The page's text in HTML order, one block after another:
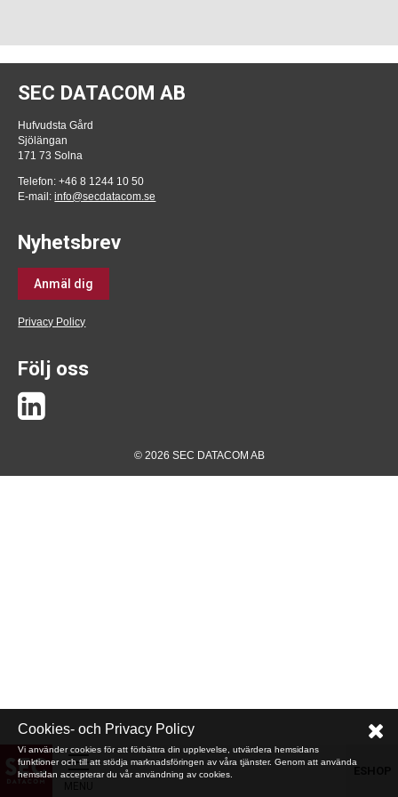
SEC DATACOM AB
Hufvudsta Gård
Sjölängan
171 73 Solna
Telefon: +46 8 1244 10 50
E-mail:info@secdatacom.se
Nyhetsbrev
Anmäl dig
Privacy Policy
Följ oss
© 2026 SEC DATACOM AB
Cookies- och Privacy Policy
Vi använder cookies för att förbättra din upplevelse, utvärdera hemsidans
funktioner och till att stödja marknadsföringen av våra tjänster. Genom att använda
hemsidan accepterar du vår användning av cookies.